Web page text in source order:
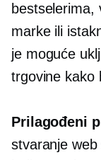
bestselerima,
marke ili
je moguće
trgovine kako
Prilagođeni
stvaranje